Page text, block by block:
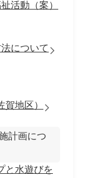
活動（案）
について
地区）
計画につ
と水遊びを